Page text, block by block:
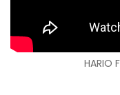
HARIO